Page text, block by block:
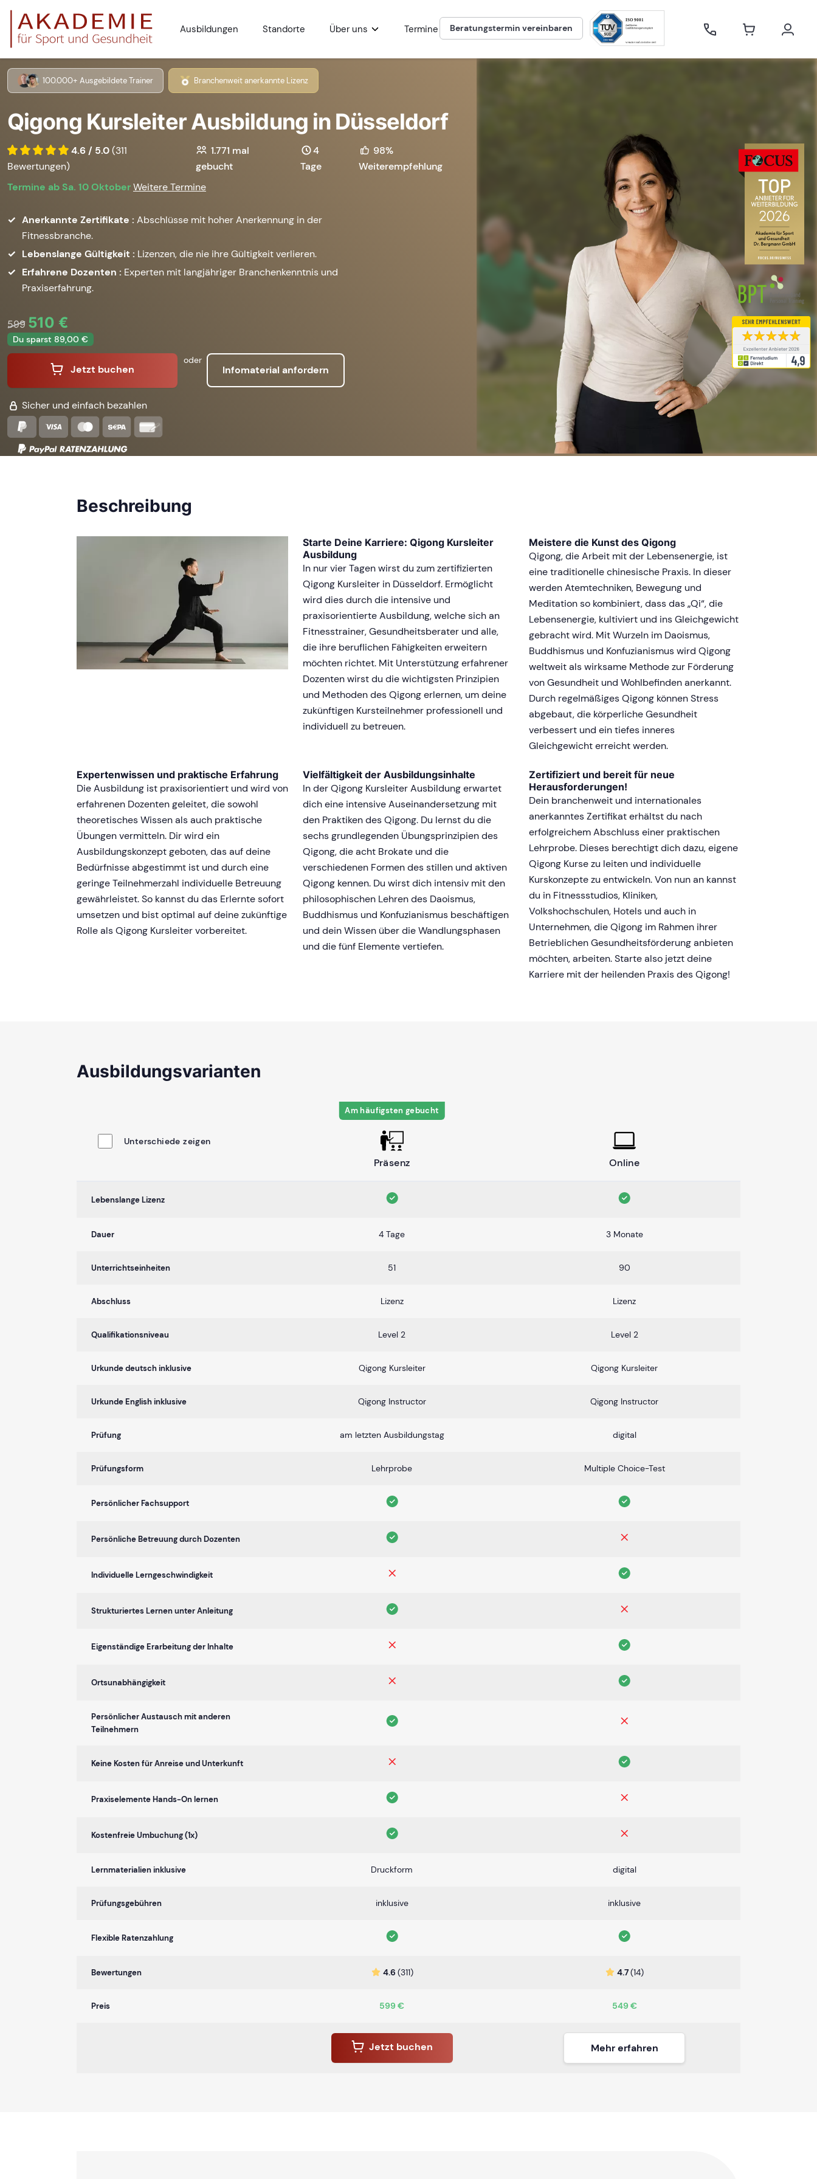
Ausbildungen Standorte Über uns Termine Beratungstermin vereinbaren
100.000+ Ausgebildete Trainer Branchenweit anerkannte Lizenz
Qigong Kursleiter Ausbildung in Düsseldorf
4.6 / 5.0(311
Bewertungen)
1.771 mal
gebucht
4
Tage
98%
Weiterempfehlung
Termine ab Sa. 10 OktoberWeitere Termine
Anerkannte Zertifikate : Abschlüsse mit hoher Anerkennung in der
Fitnessbranche.
Lebenslange Gültigkeit : Lizenzen, die nie ihre Gültigkeit verlieren.
Erfahrene Dozenten : Experten mit langjähriger Branchenkenntnis und
Praxiserfahrung.
599 510 €
Du sparst 89,00 €
Jetzt buchen
oder
Infomaterial anfordern
Sicher und einfach bezahlen
Beschreibung
Starte Deine Karriere: Qigong Kursleiter
Ausbildung
In nur vier Tagen wirst du zum zertifizierten
Qigong Kursleiter in Düsseldorf. Ermöglicht
wird dies durch die intensive und
praxisorientierte Ausbildung, welche sich an
Fitnesstrainer, Gesundheitsberater und alle,
die ihre beruflichen Fähigkeiten erweitern
möchten richtet. Mit Unterstützung erfahrener
Dozenten wirst du die wichtigsten Prinzipien
und Methoden des Qigong erlernen, um deine
zukünftigen Kursteilnehmer professionell und
individuell zu betreuen.
Meistere die Kunst des Qigong
Qigong, die Arbeit mit der Lebensenergie, ist
eine traditionelle chinesische Praxis. In dieser
werden Atemtechniken, Bewegung und
Meditation so kombiniert, dass das „Qi“, die
Lebensenergie, kultiviert und ins Gleichgewicht
gebracht wird. Mit Wurzeln im Daoismus,
Buddhismus und Konfuzianismus wird Qigong
weltweit als wirksame Methode zur Förderung
von Gesundheit und Wohlbefinden anerkannt.
Durch regelmäßiges Qigong können Stress
abgebaut, die körperliche Gesundheit
verbessert und ein tiefes inneres
Gleichgewicht erreicht werden.
Expertenwissen und praktische Erfahrung
Die Ausbildung ist praxisorientiert und wird von
erfahrenen Dozenten geleitet, die sowohl
theoretisches Wissen als auch praktische
Übungen vermitteln. Dir wird ein
Ausbildungskonzept geboten, das auf deine
Bedürfnisse abgestimmt ist und durch eine
geringe Teilnehmerzahl individuelle Betreuung
gewährleistet. So kannst du das Erlernte sofort
umsetzen und bist optimal auf deine zukünftige
Rolle als Qigong Kursleiter vorbereitet.
Vielfältigkeit der Ausbildungsinhalte
In der Qigong Kursleiter Ausbildung erwartet
dich eine intensive Auseinandersetzung mit
den Praktiken des Qigong. Du lernst du die
sechs grundlegenden Übungsprinzipien des
Qigong, die acht Brokate und die
verschiedenen Formen des stillen und aktiven
Qigong kennen. Du wirst dich intensiv mit den
philosophischen Lehren des Daoismus,
Buddhismus und Konfuzianismus beschäftigen
und dein Wissen über die Wandlungsphasen
und die fünf Elemente vertiefen.
Zertifiziert und bereit für neue
Herausforderungen!
Dein branchenweit und internationales
anerkanntes Zertifikat erhältst du nach
erfolgreichem Abschluss einer praktischen
Lehrprobe. Dieses berechtigt dich dazu, eigene
Qigong Kurse zu leiten und individuelle
Kurskonzepte zu entwickeln. Von nun an kannst
du in Fitnessstudios, Kliniken,
Volkshochschulen, Hotels und auch in
Unternehmen, die Qigong im Rahmen ihrer
Betrieblichen Gesundheitsförderung anbieten
möchten, arbeiten. Starte also jetzt deine
Karriere mit der heilenden Praxis des Qigong!
Ausbildungsvarianten
Unterschiede zeigen
Präsenz
Am häufigsten gebucht
Online
Lebenslange Lizenz
Dauer 4 Tage 3 Monate
Unterrichtseinheiten 51 90
Abschluss Lizenz Lizenz
Qualifikationsniveau Level 2 Level 2
Urkunde deutsch inklusive Qigong Kursleiter Qigong Kursleiter
Urkunde English inklusive Qigong Instructor Qigong Instructor
Prüfung am letzten Ausbildungstag digital
Prüfungsform Lehrprobe Multiple Choice-Test
Persönlicher Fachsupport
Persönliche Betreuung durch Dozenten
Individuelle Lerngeschwindigkeit
Strukturiertes Lernen unter Anleitung
Eigenständige Erarbeitung der Inhalte
Ortsunabhängigkeit
Persönlicher Austausch mit anderen
Teilnehmern
Keine Kosten für Anreise und Unterkunft
Praxiselemente Hands-On lernen
Kostenfreie Umbuchung (1x)
Lernmaterialien inklusive Druckform digital
Prüfungsgebühren inklusive inklusive
Flexible Ratenzahlung
Bewertungen 4.6 (311) 4.7(14)
Preis 599 € 549 €
Jetzt buchen Mehr erfahren